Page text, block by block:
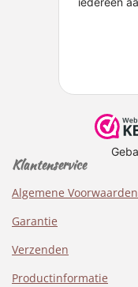
Klantenservice
Algemene Voorwaarden
Garantie
Verzenden
Productinformatie